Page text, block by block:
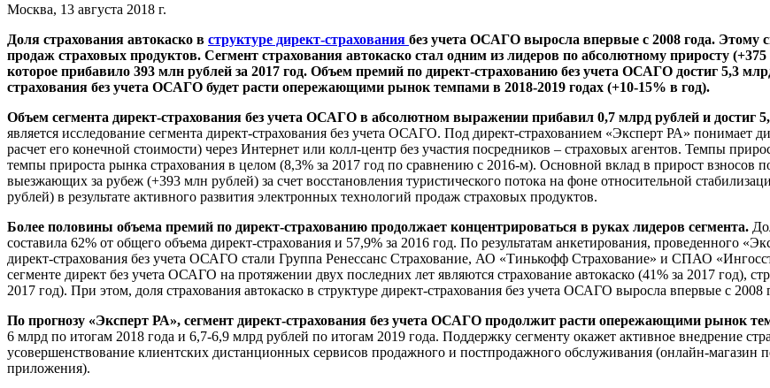
Москва, 13 августа 2018 г.
Доля страхования автокаско в структуре директ-страхования без учета ОСАГО выросла впервые с 2008 года. Этому
продаж страховых продуктов. Сегмент страхования автокаско стал одним из лидеров по абсолютному приросту
которое прибавило 393 млн рублей за 2017 год. Объем премий по директ-страхованию без учета ОСАГО достиг 5,3
страхования без учета ОСАГО будет расти опережающими рынок темпами в 2018-2019 годах (+10-15% в год).
Объем сегмента директ-страхования без учета ОСАГО в абсолютном выражении прибавил 0,7 млрд рублей и достиг
является исследование сегмента директ-страхования без учета ОСАГО. Под директ-страхованием «Эксперт РА»
расчет его конечной стоимости) через Интернет или колл-центр без участия посредников – страховых агентов. Темпы
темпы прироста рынка страхования в целом (8,3% за 2017 год по сравнению с 2016-м). Основной вклад в прирост взносов
выезжающих за рубеж (+393 млн рублей) за счет восстановления туристического потока на фоне относительной
рублей) в результате активного развития электронных технологий продаж страховых продуктов.
Более половины объема премий по директ-страхованию продолжает концентрироваться в руках лидеров сегмента.
составила 62% от общего объема директ-страхования и 57,9% за 2016 год. По результатам анкетирования, проведенного
директ-страхования без учета ОСАГО стали Группа Ренессанс Страхование, АО «Тинькофф Страхование» и СПАО
сегменте директ без учета ОСАГО на протяжении двух последних лет являются страхование автокаско (41% за 2017 год),
2017 год). При этом, доля страхования автокаско в структуре директ-страхования без учета ОСАГО выросла впервые с
По прогнозу «Эксперт РА», сегмент директ-страхования без учета ОСАГО продолжит расти опережающими рынок
6 млрд по итогам 2018 года и 6,7-6,9 млрд рублей по итогам 2019 года. Поддержку сегменту окажет активное внедрение
усовершенствование клиентских дистанционных сервисов продажного и постпродажного обслуживания (онлайн-
приложения).